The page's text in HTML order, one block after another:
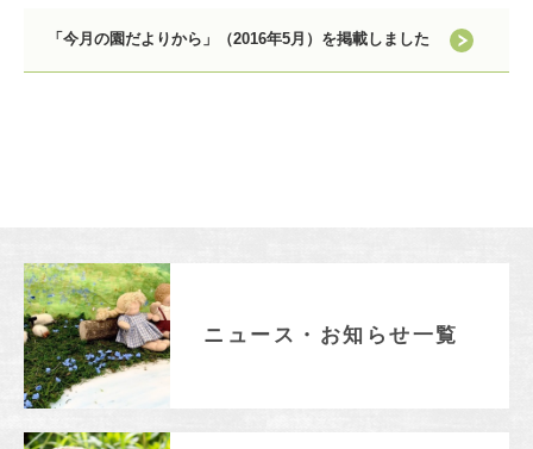
遊びを中心とした保育
保護者と園
一年の流れ
一日の流れ
施設・設備紹介
安全・安心できる生活への取り組み
「今月の園だよりから」（2016年5月）を掲載しました
ニュース・お知らせ一覧